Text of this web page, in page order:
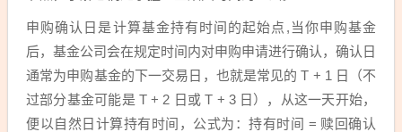
申购确认日是计算基金持有时间的起始点,当你申购基金
后，基金公司会在规定时间内对申购申请进行确认，确认日
通常为申购基金的下一交易日，也就是常见的 T + 1 日（不
过部分基金可能是 T + 2 日或 T + 3 日），从这一天开始，
便以自然日计算持有时间，公式为：持有时间 = 赎回确认